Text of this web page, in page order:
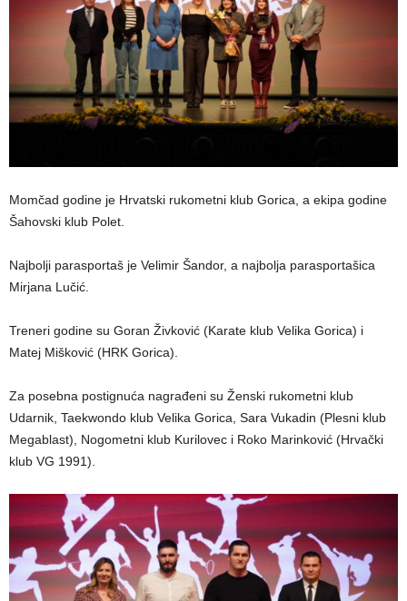
Momčad godine je Hrvatski rukometni klub Gorica, a ekipa godine
Šahovski klub Polet.
Najbolji parasportaš je Velimir Šandor, a najbolja parasportašica
Mirjana Lučić.
Treneri godine su Goran Živković (Karate klub Velika Gorica) i
Matej Mišković (HRK Gorica).
Za posebna postignuća nagrađeni su Ženski rukometni klub
Udarnik, Taekwondo klub Velika Gorica, Sara Vukadin (Plesni klub
Megablast), Nogometni klub Kurilovec i Roko Marinković (Hrvački
klub VG 1991).